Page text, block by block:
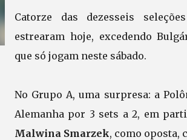
Catorze das dezesseis
estrearam hoje, excedendo
que só jogam neste sábado.
No Grupo A, uma surpresa: a
Alemanha por 3 sets a 2, em
Malwina Smarzek, como oposta,